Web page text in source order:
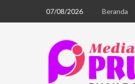
07/08/2026 Beranda